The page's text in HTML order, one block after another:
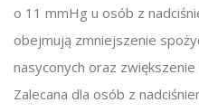
o 11 mmHg u osób z
obejmują zmniejszenie
nasyconych oraz
Zalecana dla osób z